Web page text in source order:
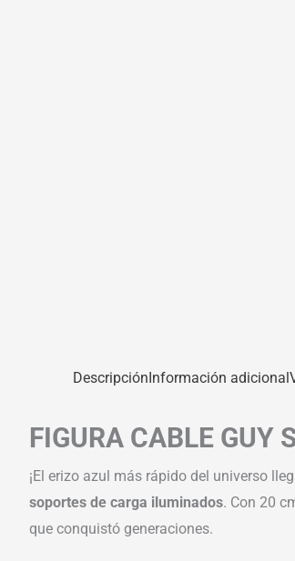
DescripciónInformación adicional
FIGURA CABLE GUY
¡El erizo azul más rápido del universo
soportes de carga iluminados. Con 20
que conquistó generaciones.